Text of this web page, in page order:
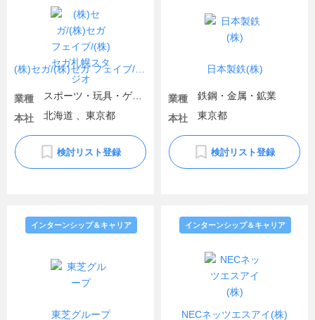
業種
スポーツ・玩具・ゲーム製品
本社
北海道 、東京都
検討リスト登録
日本製鉄(株)
業種
鉄鋼・金属・鉱業
本社
東京都
検討リスト登録
東芝グループ
インターンシップ＆キャリア
NECネッツエスアイ(株)
インターンシップ＆キャリア